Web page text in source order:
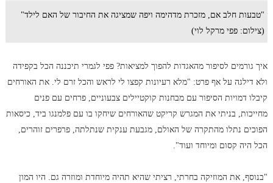
"טבעות חלב אם, מזכרת מדהימה ויפה שמציגה את החיבור של האם לילד"
(צילום: פפי מרקל לוי)
איך גורמים לסיפור מהאגדות להפוך למציאות? פפי לגמרי תיכננה הכל בקפידה
ולא דילגה על אף פרט: "מלא רעיונות קפצו לי לראש והכל זרם לי. את האורחים
קיבלו דמויות הסיפור עם מבחנות קוקטיילים צבעוניים, פרחים עם פנים
מחייכות, בניתי את המגרש קריקט שהאורחים שיחקו בו עם פלמנגו ביד, כיסאות
הפוכים נתלו מהתקרה של האולם, מגבעת ענקית שנתלתה, פרפרים זוהרים,
הכל היה קסום ומיוחד ועוד".
"בנוסף, את המוזיקה בחרתי, רציתי שהיא תהיה מיוחדת ומוזרה גם. היו המון